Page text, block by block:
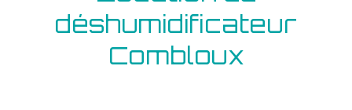
déshumidificateur
Combloux